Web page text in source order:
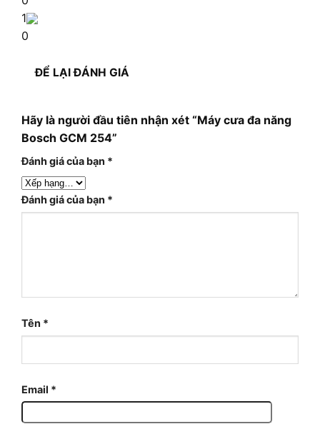
1
0
ĐỂ LẠI ĐÁNH GIÁ
Hãy là người đầu tiên nhận xét “Máy cưa đa năng
Bosch GCM 254”
Đánh giá của bạn *
Đánh giá của bạn *
Tên *
Email *